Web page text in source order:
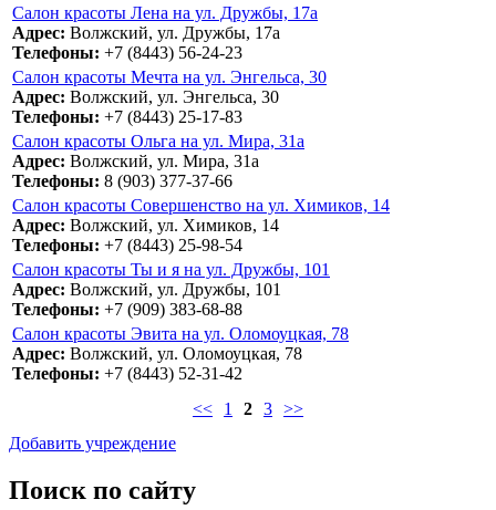
Салон красоты Лена на ул. Дружбы, 17а
Адрес: Волжский, ул. Дружбы, 17а
Телефоны: +7 (8443) 56-24-23
Салон красоты Мечта на ул. Энгельса, 30
Адрес: Волжский, ул. Энгельса, 30
Телефоны: +7 (8443) 25-17-83
Салон красоты Ольга на ул. Мира, 31а
Адрес: Волжский, ул. Мира, 31а
Телефоны: 8 (903) 377-37-66
Салон красоты Совершенство на ул. Химиков, 14
Адрес: Волжский, ул. Химиков, 14
Телефоны: +7 (8443) 25-98-54
Салон красоты Ты и я на ул. Дружбы, 101
Адрес: Волжский, ул. Дружбы, 101
Телефоны: +7 (909) 383-68-88
Салон красоты Эвита на ул. Оломоуцкая, 78
Адрес: Волжский, ул. Оломоуцкая, 78
Телефоны: +7 (8443) 52-31-42
<<
1 2 3 >>
Добавить учреждение
Поиск по сайту